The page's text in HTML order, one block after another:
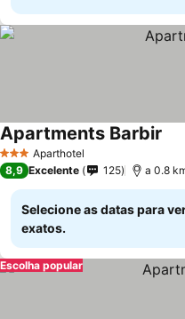
3 EstrelasAparthotel
Apartments Barbir
8,9 Excelente 125 a 0.8
Selecione as datas para
exatos.
Escolha popular